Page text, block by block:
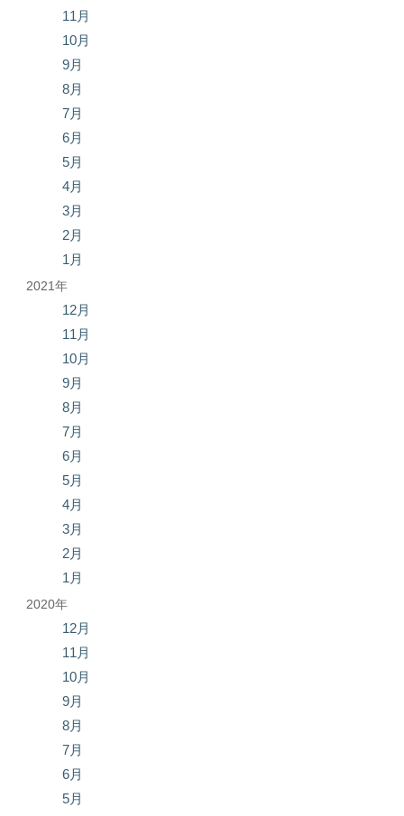
11月
10月
9月
8月
7月
6月
5月
4月
3月
2月
1月
2021年
12月
11月
10月
9月
8月
7月
6月
5月
4月
3月
2月
1月
2020年
12月
11月
10月
9月
8月
7月
6月
5月